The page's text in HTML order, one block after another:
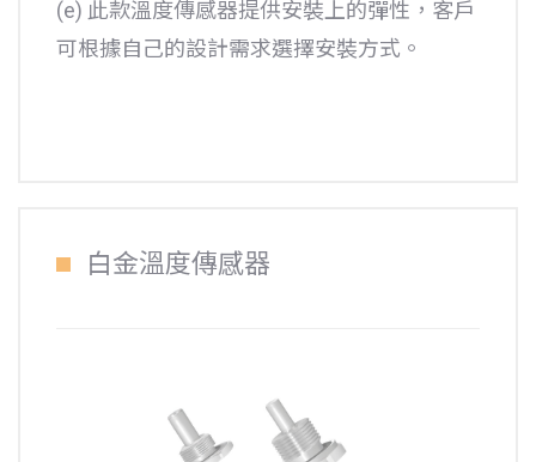
(e) 此款溫度傳感器提供安裝上的彈性，客戶
可根據自己的設計需求選擇安裝方式。
白金溫度傳感器